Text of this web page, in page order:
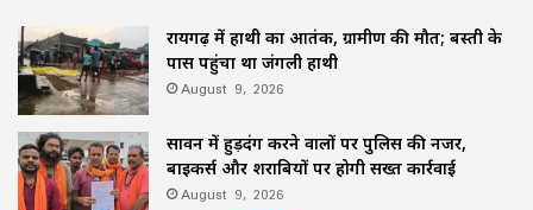
रायगढ़ में हाथी का आतंक, ग्रामीण की मौत; बस्ती के
पास पहुंचा था जंगली हाथी
August 9, 2026
सावन में हुड़दंग करने वालों पर पुलिस की नजर,
बाइकर्स और शराबियों पर होगी सख्त कार्रवाई
August 9, 2026